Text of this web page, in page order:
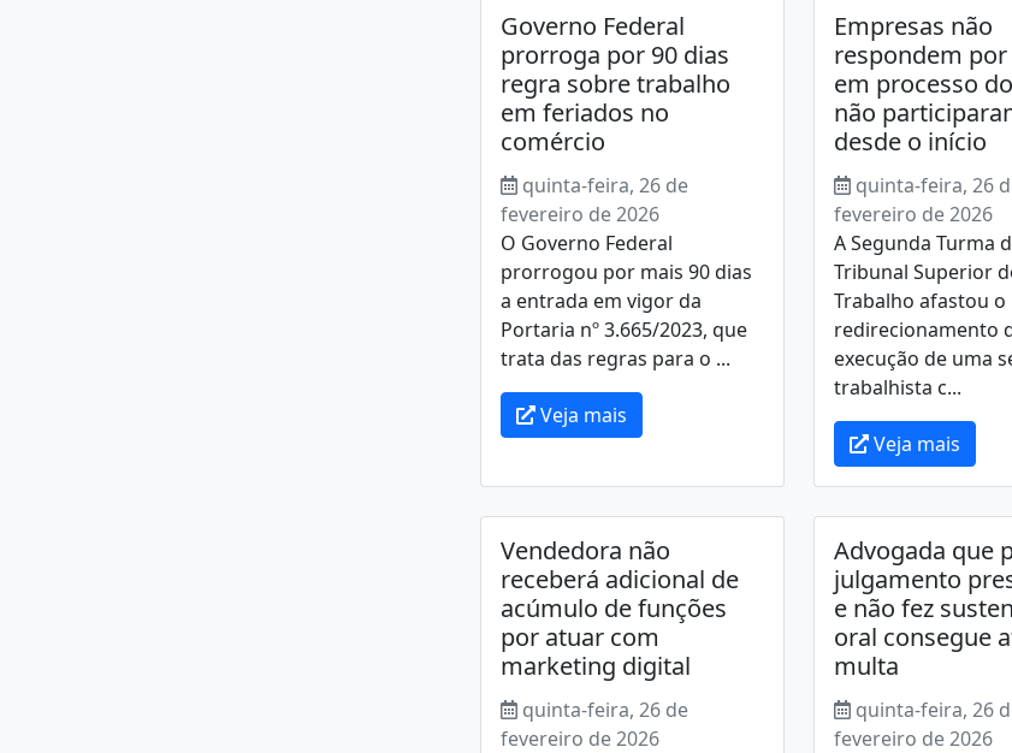
Governo Federal
prorroga por 90 dias
regra sobre trabalho
em feriados no
comércio
quinta-feira, 26 de
fevereiro de 2026
O Governo Federal
prorrogou por mais 90 dias
a entrada em vigor da
Portaria nº 3.665/2023, que
trata das regras para o ...
Veja mais
Empresas não
respondem
em processo
não
desde o início
quinta-feira, 26
fevereiro de 2026
A Segunda Turma
Tribunal Superior
Trabalho afastou o
redirecionamento
execução de uma
trabalhista c...
Veja mais
Vendedora não
receberá adicional de
acúmulo de funções
por atuar com
marketing digital
quinta-feira, 26 de
fevereiro de 2026
Advogada que
julgamento
e não fez
oral consegue
multa
quinta-feira, 26
fevereiro de 2026